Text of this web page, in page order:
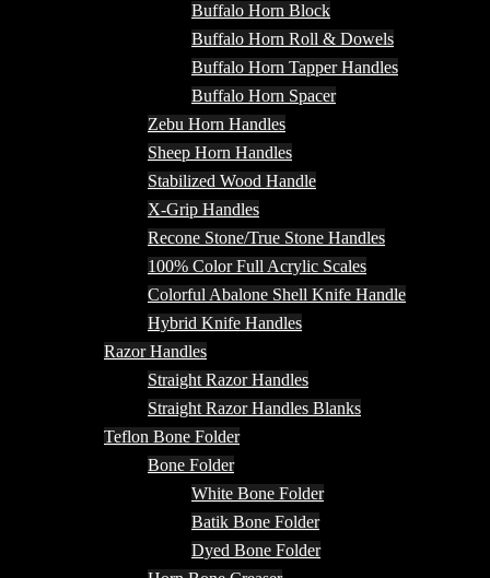
Buffalo Horn Block
Buffalo Horn Roll & Dowels
Buffalo Horn Tapper Handles
Buffalo Horn Spacer
Zebu Horn Handles
Sheep Horn Handles
Stabilized Wood Handle
X-Grip Handles
Recone Stone/True Stone Handles
100% Color Full Acrylic Scales
Colorful Abalone Shell Knife Handle
Hybrid Knife Handles
Razor Handles
Straight Razor Handles
Straight Razor Handles Blanks
Teflon Bone Folder
Bone Folder
White Bone Folder
Batik Bone Folder
Dyed Bone Folder